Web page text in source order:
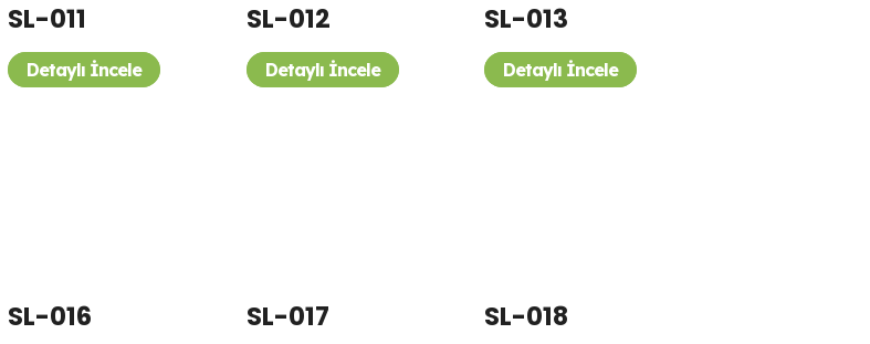
SL-011
Detaylı İncele
SL-012
Detaylı İncele
SL-013
Detaylı İncele
SL-016 SL-017 SL-018